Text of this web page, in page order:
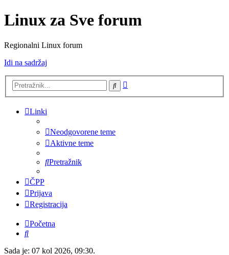
Linux za Sve forum
Regionalni Linux forum
Idi na sadržaj
Pretražnik
Linki
Neodgovorene teme
Aktivne teme
Pretražnik
ČPP
Prijava
Registracija
Početna
Pretražnik
Sada je: 07 kol 2026, 09:30.